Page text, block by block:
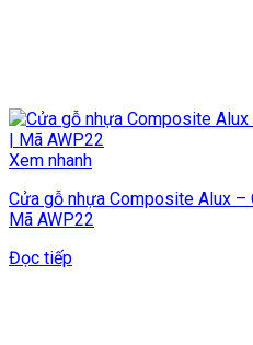
Xem nhanh
Cửa gỗ nhựa Composite Alux –
Mã AWP22
Đọc tiếp